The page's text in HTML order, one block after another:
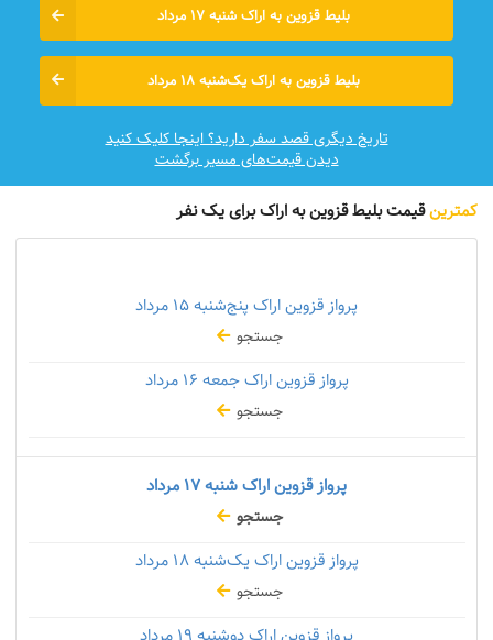
بلیط قزوین به اراک شنبه ۱۷ مرداد
بلیط قزوین به اراک یک‌شنبه ۱۸ مرداد
تاریخ دیگری قصد سفر دارید؟ اینجا کلیک کنید
دیدن قیمت‌های مسیر برگشت
کمترینقیمت بلیط قزوین به اراک برای یک نفر
پرواز قزوین اراک پنج‌شنبه
جستجو
پرواز قزوین اراک جمعه
جستجو
پرواز قزوین اراک شنبه
جستجو
پرواز قزوین اراک یک‌شنبه۱۸ مرداد
جستجو